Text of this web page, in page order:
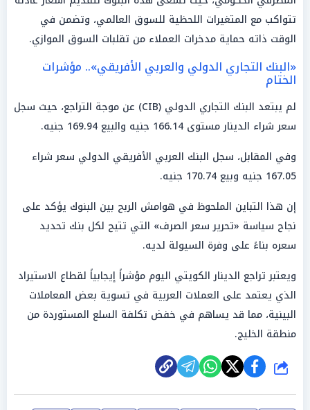
تتواكب مع المتغيرات اللحظية للسوق العالمي، وتضمن في
الوقت ذاته حماية مدخرات العملاء من تقلبات السوق الموازي.
«البنك التجاري الدولي والعربي الأفريقي».. مؤشرات
الختام
لم يبتعد البنك التجاري الدولي (CIB) عن موجة التراجع، حيث سجل
سعر شراء الدينار مستوى 166.14 جنيه والبيع 169.94 جنيه.
وفي المقابل، سجل البنك العربي الأفريقي الدولي سعر شراء
167.05 جنيه وبيع 170.74 جنيه.
إن هذا التباين الملحوظ في هوامش الربح بين البنوك يؤكد على
نجاح سياسة «تحرير سعر الصرف» التي تتيح لكل بنك تحديد
سعره بناءً على وفرة السيولة لديه.
ويعتبر تراجع الدينار الكويتي اليوم مؤشراً إيجابياً لقطاع الاستيراد
الذي يعتمد على العملات العربية في تسوية بعض المعاملات
البينية، مما قد يساهم في خفض تكلفة السلع المستوردة من
منطقة الخليج.
شارك